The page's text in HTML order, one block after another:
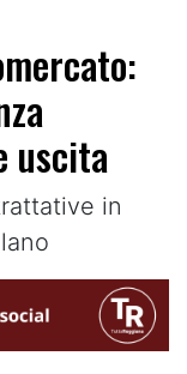
uscita
in